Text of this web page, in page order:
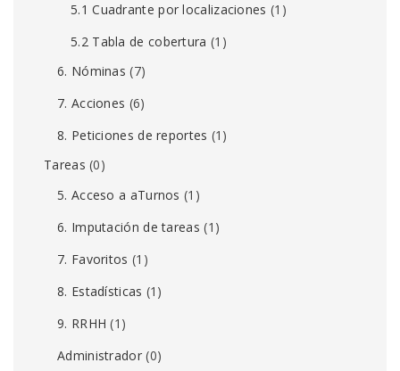
5.1 Cuadrante por localizaciones (1)
5.2 Tabla de cobertura (1)
6. Nóminas (7)
7. Acciones (6)
8. Peticiones de reportes (1)
Tareas (0)
5. Acceso a aTurnos (1)
6. Imputación de tareas (1)
7. Favoritos (1)
8. Estadísticas (1)
9. RRHH (1)
Administrador(0)